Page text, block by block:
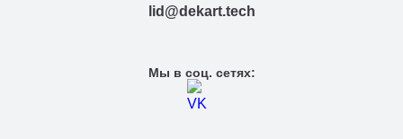
lid@dekart.tech
Мы в соц. сетях: